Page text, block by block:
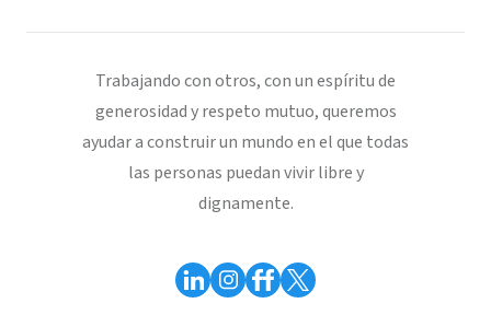
Trabajando con otros, con un espíritu de
generosidad y respeto mutuo, queremos
ayudar a construir un mundo en el que todas
las personas puedan vivir libre y
dignamente.